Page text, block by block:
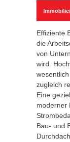
Effiziente
die
von
wird.
zugleich
Eine
moderner
Bau- und